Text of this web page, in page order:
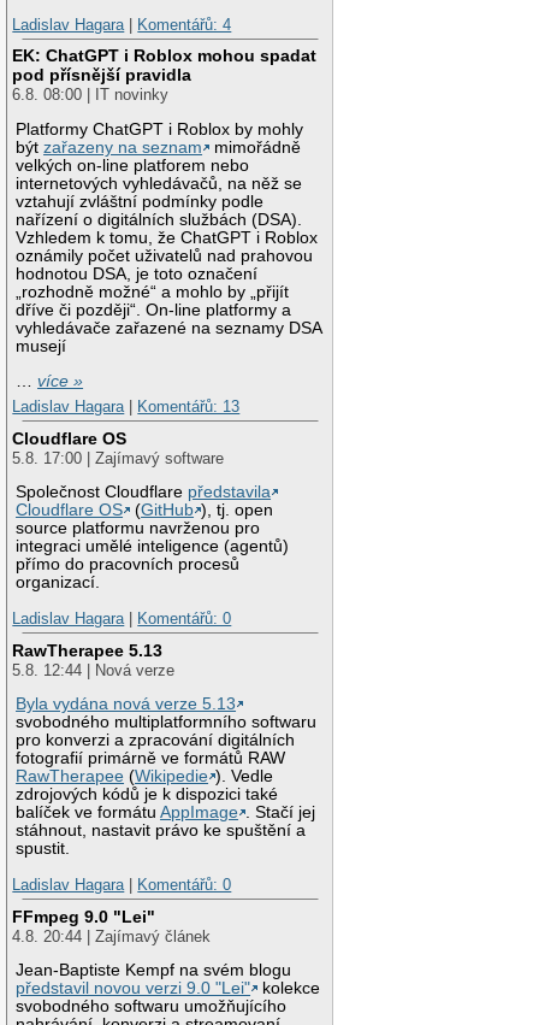
Ladislav Hagara | Komentářů: 4
EK: ChatGPT i Roblox mohou spadat
pod přísnější pravidla
6.8. 08:00 | IT novinky
Platformy ChatGPT i Roblox by mohly
býtzařazeny na seznam
mimořádně
velkých on-line platforem nebo
internetových vyhledávačů, na něž se
vztahují zvláštní podmínky podle
nařízení o digitálních službách (DSA).
Vzhledem k tomu, že ChatGPT i Roblox
oznámily počet uživatelů nad prahovou
hodnotou DSA, je toto označení
„rozhodně možné“ a mohlo by „přijít
dříve či později“. On-line platformy a
vyhledávače zařazené na seznamy DSA
musejí
…více »
Ladislav Hagara| Komentářů: 13
Cloudflare OS
5.8. 17:00 | Zajímavý software
Společnost Cloudflare představila
Cloudflare OS
(GitHub ), tj. open
source platformu navrženou pro
integraci umělé inteligence (agentů)
přímo do pracovních procesů
organizací.
Ladislav Hagara| Komentářů: 0
RawTherapee 5.13
5.8. 12:44 | Nová verze
Byla vydána nová verze 5.13
svobodného multiplatformního softwaru
pro konverzi a zpracování digitálních
fotografií primárně ve formátů RAW
RawTherapee (Wikipedie ). Vedle
zdrojových kódů je k dispozici také
balíček ve formátuAppImage . Stačí jej
stáhnout, nastavit právo ke spuštění a
spustit.
Ladislav Hagara| Komentářů: 0
FFmpeg 9.0 "Lei"
4.8. 20:44 | Zajímavý článek
Jean-Baptiste Kempf na svém blogu
představil novou verzi 9.0 "Lei"
kolekce
svobodného softwaru umožňujícího